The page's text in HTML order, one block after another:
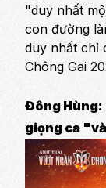
"duy nhất
con đường
duy nhất chỉ
Chông Gai
Đông Hùng:
giọng ca